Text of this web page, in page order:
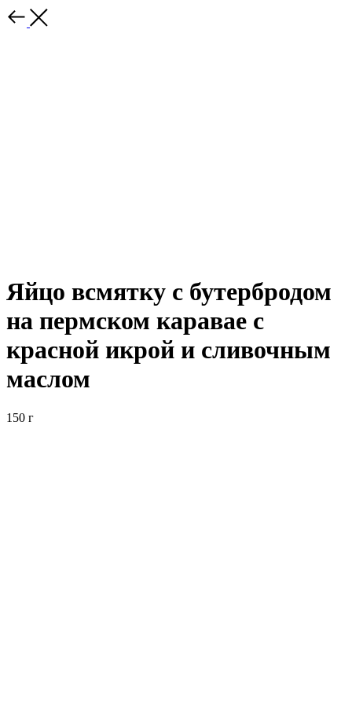
Яйцо всмятку с бутербродом
на пермском каравае с
красной икрой и сливочным
маслом
150 г